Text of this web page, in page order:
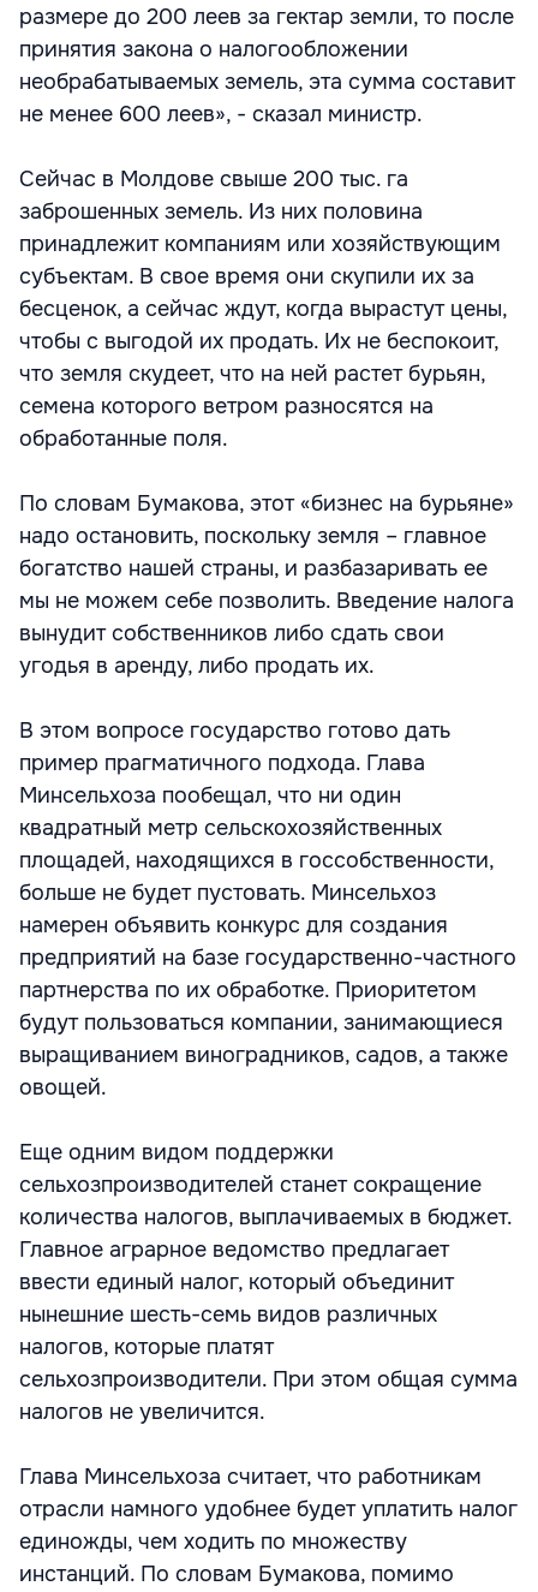
размере до 200 леев за гектар земли, то после
принятия закона о налогообложении
необрабатываемых земель, эта сумма составит
не менее 600 леев», - сказал министр.
Сейчас в Молдове свыше 200 тыс. га
заброшенных земель. Из них половина
принадлежит компаниям или хозяйствующим
субъектам. В свое время они скупили их за
бесценок, а сейчас ждут, когда вырастут цены,
чтобы с выгодой их продать. Их не беспокоит,
что земля скудеет, что на ней растет бурьян,
семена которого ветром разносятся на
обработанные поля.
По словам Бумакова, этот «бизнес на бурьяне»
надо остановить, поскольку земля – главное
богатство нашей страны, и разбазаривать ее
мы не можем себе позволить. Введение налога
вынудит собственников либо сдать свои
угодья в аренду, либо продать их.
В этом вопросе государство готово дать
пример прагматичного подхода. Глава
Минсельхоза пообещал, что ни один
квадратный метр сельскохозяйственных
площадей, находящихся в госсобственности,
больше не будет пустовать. Минсельхоз
намерен объявить конкурс для создания
предприятий на базе государственно-частного
партнерства по их обработке. Приоритетом
будут пользоваться компании, занимающиеся
выращиванием виноградников, садов, а также
овощей.
Еще одним видом поддержки
сельхозпроизводителей станет сокращение
количества налогов, выплачиваемых в бюджет.
Главное аграрное ведомство предлагает
ввести единый налог, который объединит
нынешние шесть-семь видов различных
налогов, которые платят
сельхозпроизводители. При этом общая сумма
налогов не увеличится.
Глава Минсельхоза считает, что работникам
отрасли намного удобнее будет уплатить налог
единожды, чем ходить по множеству
инстанций. По словам Бумакова, помимо